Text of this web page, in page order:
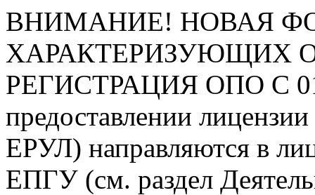
ВНИМАНИЕ! НОВАЯ
ХАРАКТЕРИЗУЮЩИХ
РЕГИСТРАЦИЯ ОПО С
предоставлении
ЕРУЛ) направляются в
ЕПГУ (см. раздел